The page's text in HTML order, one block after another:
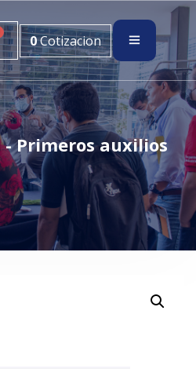
0Cotizacion
Primeros auxilios